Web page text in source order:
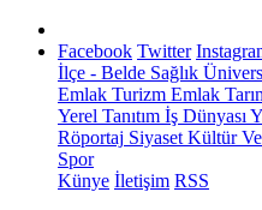
Facebook Twitter
İlçe - Belde Sağlık
Emlak Turizm Emlak
Yerel Tanıtım İş Dünyası
Röportaj Siyaset Kültür
Spor
Künye İletişim RSS